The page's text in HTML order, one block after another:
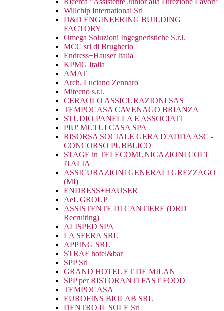
Willchip International Srl
D&D ENGINEERING BUILDING
FACTORY
Omega Soluzioni Ingegneristiche S.r.l.
MCC srl di Brugherio
Endress+Hauser Italia
KPMG Italia
AMAT
Arch. Luciano Zennaro
Mitecno s.r.l.
CERAOLO ASSICURAZIONI SAS
TEMPOCASA CAVENAGO BRIANZA
STUDIO PANELLA E ASSOCIATI
PIU' MUTUI CASA SPA
RISORSA SOCIALE GERA D'ADDA ASC -
CONCORSO PUBBLICO
STAGE in TELECOMUNICAZIONI COLT
ITALIA
ASSICURAZIONI GENERALI GREZZAGO
(MI)
ENDRESS+HAUSER
AeL GROUP
ASSISTENTE DI CANTIERE (DRD
Recruiting)
ALISPED SPA
LA SFERA SRL
APPING SRL
STRAF hotel&bar
SPP Srl
GRAND HOTEL ET DE MILAN
SPP per RISTORANTI FAST FOOD
TEMPOCASA
EUROFINS BIOLAB SRL
DENTRO IL SOLE Srl